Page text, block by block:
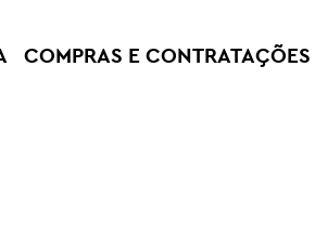
COMPRAS E CONTRATAÇÕES